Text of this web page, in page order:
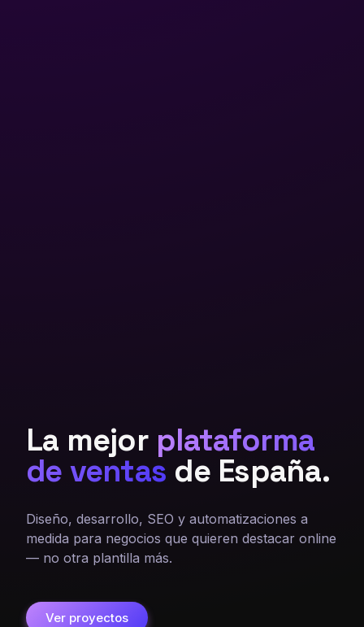
La mejor plataforma
de ventas de España.
Diseño, desarrollo, SEO y automatizaciones a
medida para negocios que quieren destacar online
— no otra plantilla más.
Ver proyectos